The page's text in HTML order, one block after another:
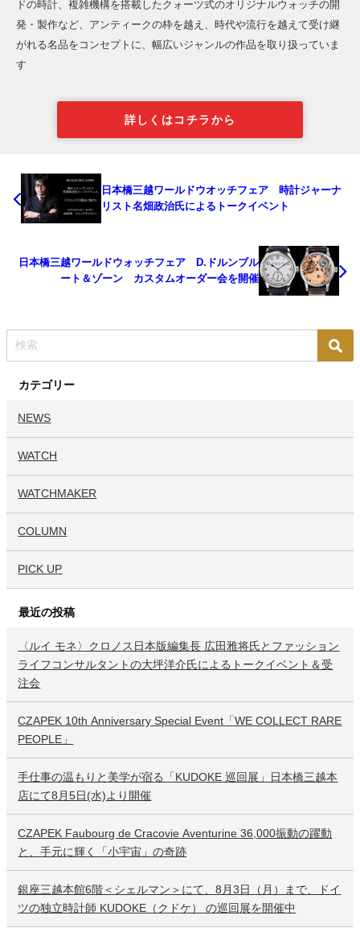
ドの時計、複雑機構を搭載したクォーツ式のオリジナルウォッチの開
発・製作など、アンティークの枠を越え、時代や流行を越えて受け継
がれる名品をコンセプトに、幅広いジャンルの作品を取り扱っていま
す
詳しくはコチラから
日本橋三越ワールドウオッチフェア 時計ジャーナ
リスト名畑政治氏によるトークイベント
日本橋三越ワールドウォッチフェア D.ドルンブル
ート＆ゾーン カスタムオーダー会を開催
カテゴリー
NEWS
WATCH
WATCHMAKER
COLUMN
PICK UP
最近の投稿
〈ルイ モネ〉クロノス日本版編集長 広田雅将氏とファッション
ライフコンサルタントの大坪洋介氏によるトークイベント＆受
注会
CZAPEK 10th Anniversary Special Event「WE COLLECT RARE
PEOPLE」
手仕事の温もりと美学が宿る「KUDOKE 巡回展」日本橋三越本
店にて8月5日(水)より開催
CZAPEK Faubourg de Cracovie Aventurine 36,000振動の躍動
と、手元に輝く「小宇宙」の奇跡
銀座三越本館6階＜シェルマン＞にて、8月3日（月）まで、ドイ
ツの独立時計師 KUDOKE（クドケ） の巡回展を開催中